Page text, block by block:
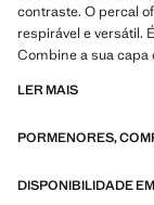
contraste. O percal
respirável e versátil.
Combine a sua
LER MAIS
PORMENORES,
DISPONIBILIDADE